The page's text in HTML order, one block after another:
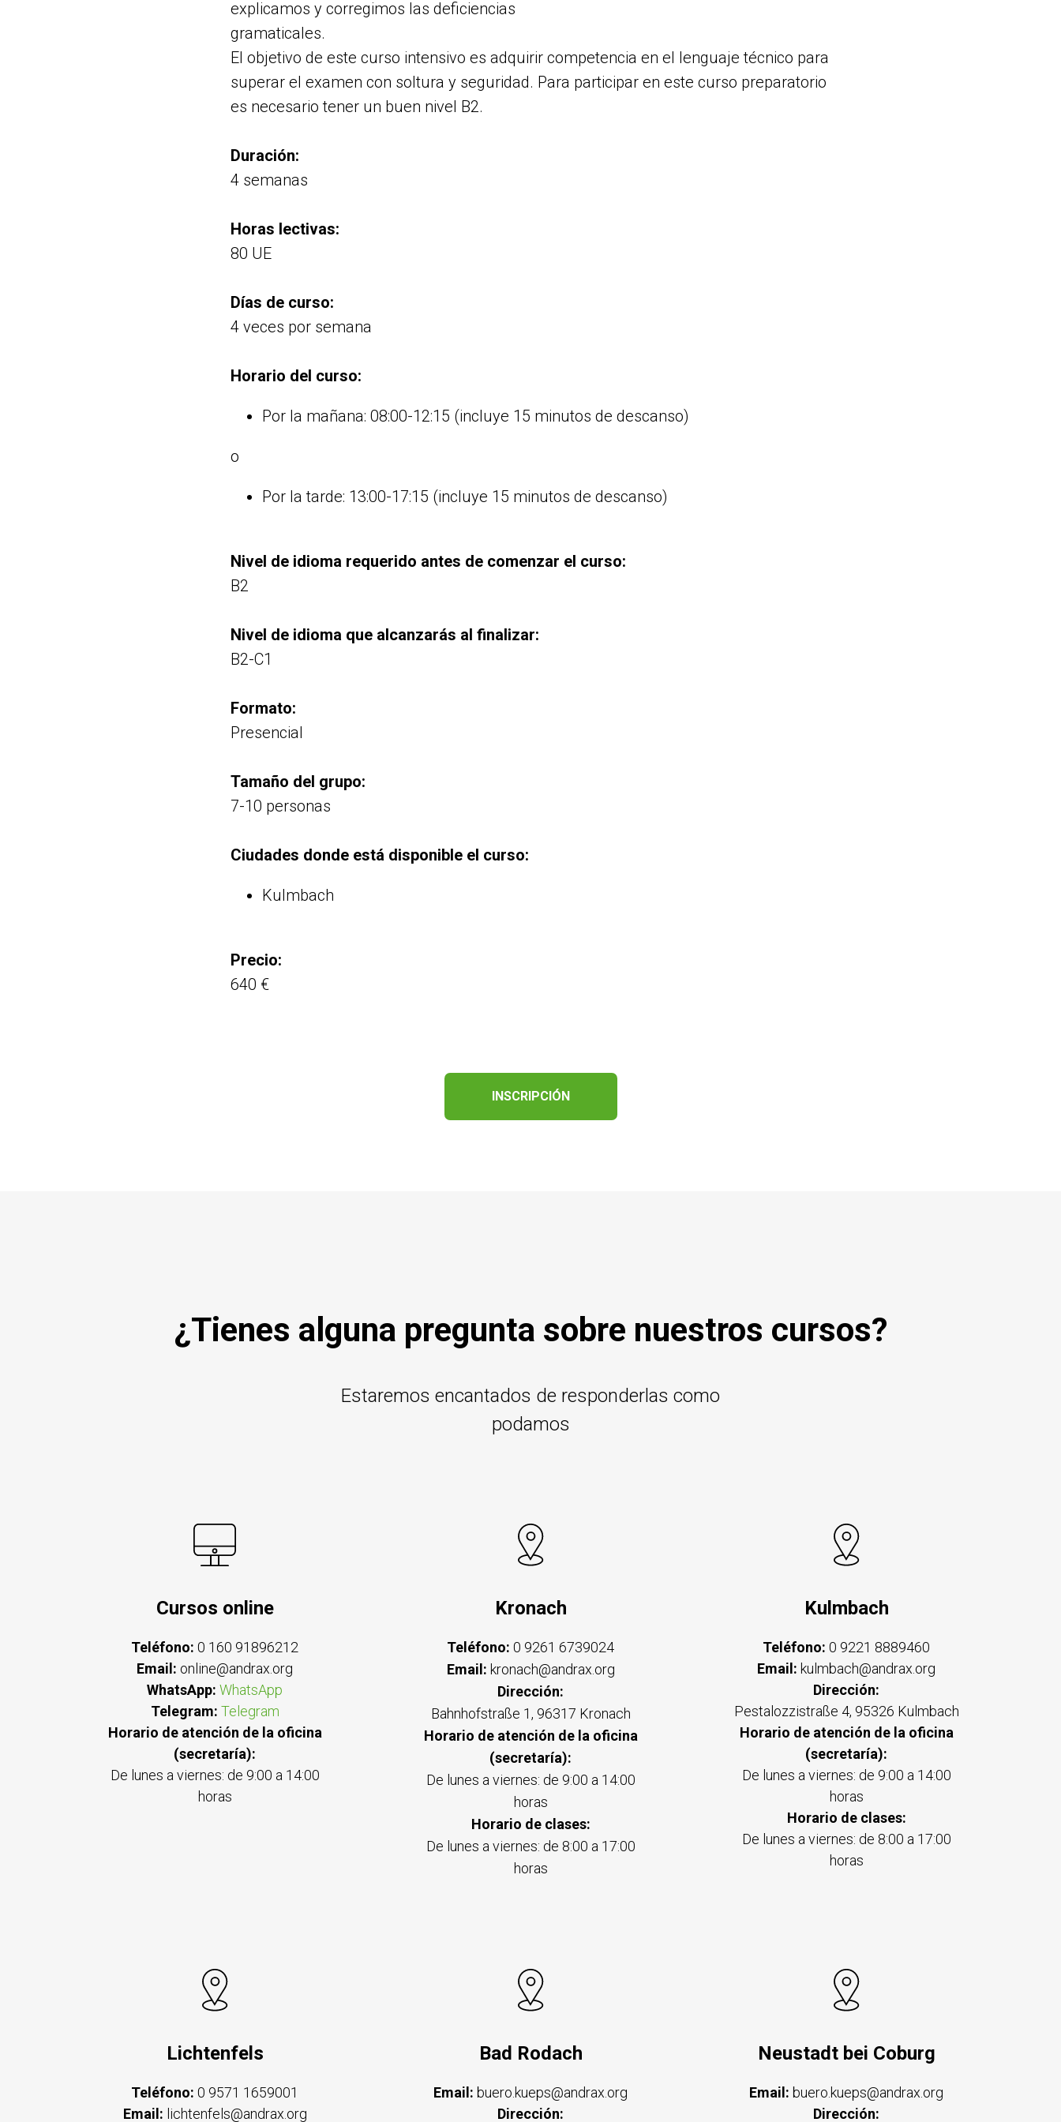
explicamos y corregimos las deficiencias
gramaticales.
El objetivo de este curso intensivo es adquirir competencia en el lenguaje técnico para
superar el examen con soltura y seguridad. Para participar en este curso preparatorio
es necesario tener un buen nivel B2.
Duración:
4 semanas
Horas lectivas:
80 UE
Días de curso:
4 veces por semana
Horario del curso:
Por la mañana: 08:00-12:15 (incluye 15 minutos de descanso)
o
Por la tarde: 13:00-17:15 (incluye 15 minutos de descanso)
Nivel de idioma requerido antes de comenzar el curso:
B2
Nivel de idioma que alcanzarás al finalizar:
B2-C1
Formato:
Presencial
Tamaño del grupo:
7-10 personas
Ciudades donde está disponible el curso:
Kulmbach
Precio:
640 €
INSCRIPCIÓN
¿Tienes alguna pregunta sobre nuestros cursos?
Estaremos encantados de responderlas como
podamos
Cursos online
Teléfono: 0 160 91896212
Email: online@andrax.org
WhatsApp: WhatsApp
Telegram: Telegram
Horario de atención de la oficina
(secretaría):
De lunes a viernes: de 9:00 a 14:00
horas
Kronach
Teléfono: 0 9261 6739024
Email: kronach@andrax.org
Dirección:
Bahnhofstraße 1, 96317 Kronach
Horario de atención de la oficina
(secretaría):
De lunes a viernes: de 9:00 a 14:00
horas
Horario de clases:
De lunes a viernes: de 8:00 a 17:00
horas
Kulmbach
Teléfono: 0 9221 8889460
Email: kulmbach@andrax.org
Dirección:
Pestalozzistraße 4, 95326 Kulmbach
Horario de atención de la oficina
(secretaría):
De lunes a viernes: de 9:00 a 14:00
horas
Horario de clases:
De lunes a viernes: de 8:00 a 17:00
horas
Lichtenfels
Teléfono: 0 9571 1659001
Email: lichtenfels@andrax.org
Bad Rodach
Email: buero.kueps@andrax.org
Dirección:
Neustadt bei Coburg
Email: buero.kueps@andrax.org
Dirección: